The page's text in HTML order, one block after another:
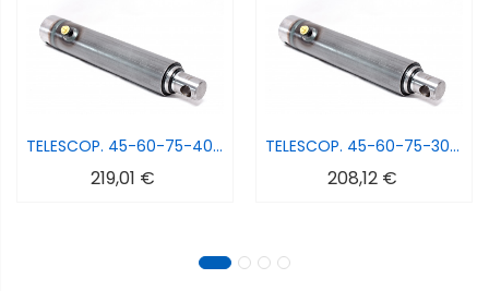
TELESCOP. 45-60-75-400 MM CARRERA
219,01 €
TELESCOP. 45-60-75-300 MM CARRERA
208,12 €